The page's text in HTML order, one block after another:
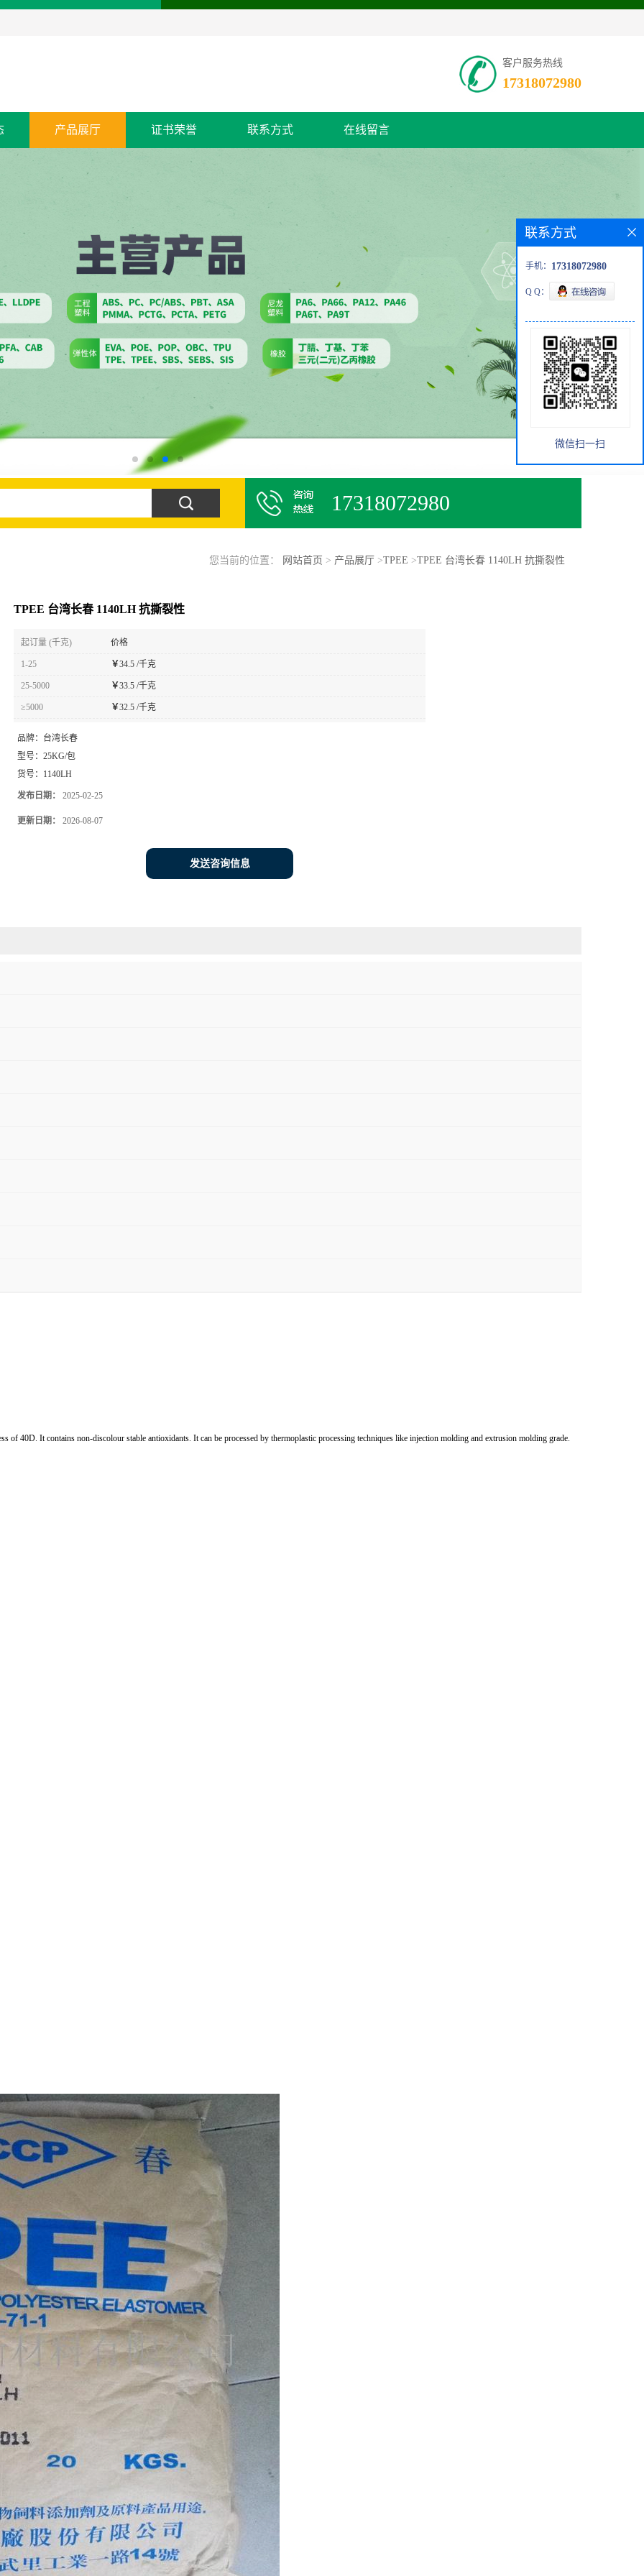
客户服务热线
17318072980
产品展厅 证书荣誉 联系方式 在线留言
17318072980
您当前的位置： 网站首页 > 产品展厅 >TPEE >TPEE 台湾长春 1140LH 抗撕裂性
TPEE 台湾长春 1140LH 抗撕裂性
起订量 (千克) 价格
1-25 ￥34.5 /千克
25-5000 ￥33.5 /千克
≥5000 ￥32.5 /千克
品牌： 台湾长春
型号： 25KG/包
货号： 1140LH
发布日期： 2025-02-25
更新日期： 2026-08-07
发送咨询信息
40D. It contains non-discolour stable antioxidants. It can be processed by thermoplastic processing techniques like injection molding and extrusion molding grade.
联系方式
手机： 17318072980
Q Q：
微信扫一扫